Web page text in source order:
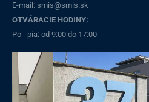
E-mail: smis@smis.sk
OTVÁRACIE HODINY:
Po - pia: od 9:00 do 17:00